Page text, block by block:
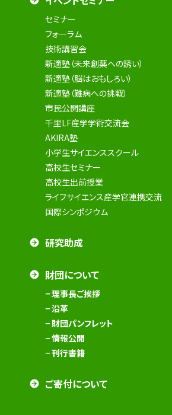
セミナー
フォーラム
技術講習会
新適塾（未来創薬への誘い）
新適塾（脳はおもしろい）
新適塾（難病への挑戦）
市民公開講座
千里LF産学学術交流会
AKIRA塾
小学生サイエンススクール
高校生セミナー
高校生出前授業
ライフサイエンス産学官連携交流
国際シンポジウム
研究助成
財団について
− 理事長ご挨拶
− 沿革
− 財団パンフレット
− 情報公開
− 刊行書籍
ご寄付について